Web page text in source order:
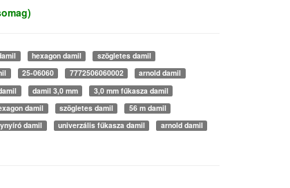
hexagon damil
szögletes damil
25-06060 7772506060002
arnold damil
damil 3,0 mm
3,0 mm fűkasza damil
damil szögletes damil
56 m damil
damil univerzális fűkasza damil
arnold damil